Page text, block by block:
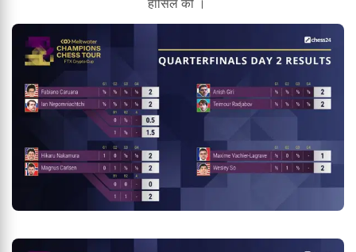
हासिल की ।